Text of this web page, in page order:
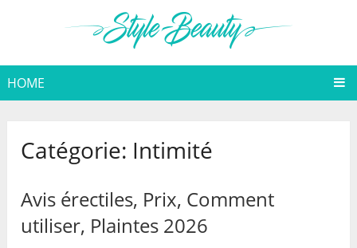
HOME
Catégorie: Intimité
Avis érectiles, Prix, Comment
utiliser, Plaintes 2026